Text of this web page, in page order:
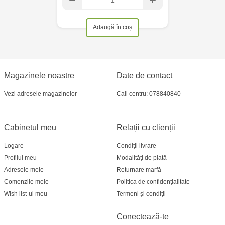
Adaugă în coș
Magazinele noastre
Vezi adresele magazinelor
Relații cu clienții
Condiții livrare
Modalități de plată
Returnare marfă
Politica de confidențialitate
Termeni și condiții
Cabinetul meu
Logare
Profilul meu
Adresele mele
Comenzile mele
Wish list-ul meu
Date de contact
Call centru: 078840840
Conectează-te